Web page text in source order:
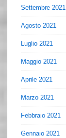
Settembre 2021
Agosto 2021
Luglio 2021
Maggio 2021
Aprile 2021
Marzo 2021
Febbraio 2021
Gennaio 2021